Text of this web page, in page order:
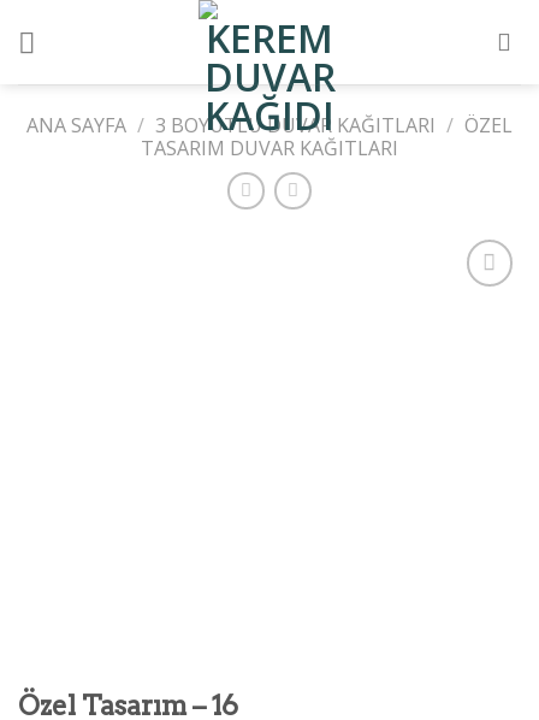
ANA SAYFA / 3 BOYUTLU DUVAR KAĞITLARI / ÖZEL
TASARIM DUVAR KAĞITLARI
Özel Tasarım – 16